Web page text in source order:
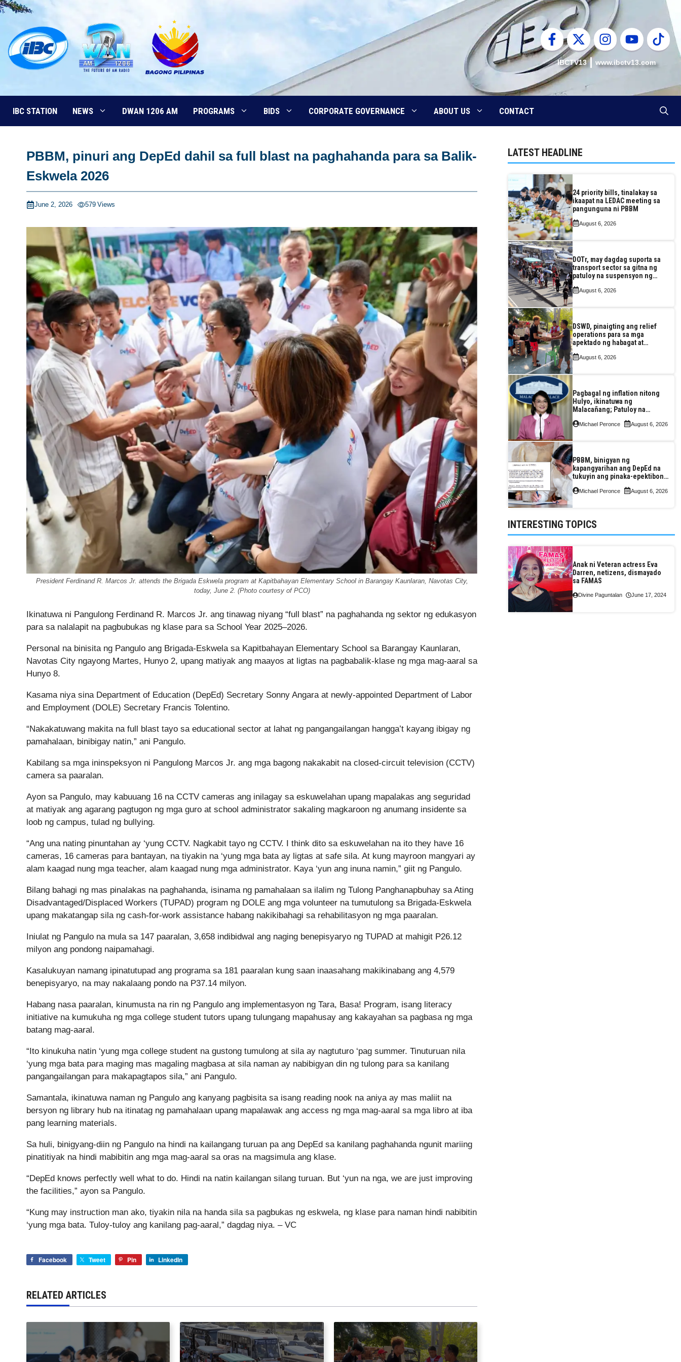
Skip
content
IBCTV13 www.ibctv13.com
IBC STATION NEWS DWAN 1206 AM PROGRAMS BIDS CORPORATE GOVERNANCE ABOUT US CONTACT
PBBM, pinuri ang DepEd dahil sa full blast na paghahanda para sa Balik-
Eskwela 2026
June 2, 2026 579 Views
President Ferdinand R. Marcos Jr. attends the Brigada Eskwela program at Kapitbahayan Elementary School in Barangay Kaunlaran, Navotas City,
today, June 2. (Photo courtesy of PCO)
Ikinatuwa ni Pangulong Ferdinand R. Marcos Jr. ang tinawag niyang “full blast” na paghahanda ng sektor ng edukasyon
para sa nalalapit na pagbubukas ng klase para sa School Year 2025–2026.
Personal na binisita ng Pangulo ang Brigada-Eskwela sa Kapitbahayan Elementary School sa Barangay Kaunlaran,
Navotas City ngayong Martes, Hunyo 2, upang matiyak ang maayos at ligtas na pagbabalik-klase ng mga mag-aaral sa
Hunyo 8.
Kasama niya sina Department of Education (DepEd) Secretary Sonny Angara at newly-appointed Department of Labor
and Employment (DOLE) Secretary Francis Tolentino.
“Nakakatuwang makita na full blast tayo sa educational sector at lahat ng pangangailangan hangga’t kayang ibigay ng
pamahalaan, binibigay natin,” ani Pangulo.
Kabilang sa mga ininspeksyon ni Pangulong Marcos Jr. ang mga bagong nakakabit na closed-circuit television (CCTV)
camera sa paaralan.
Ayon sa Pangulo, may kabuuang 16 na CCTV cameras ang inilagay sa eskuwelahan upang mapalakas ang seguridad
at matiyak ang agarang pagtugon ng mga guro at school administrator sakaling magkaroon ng anumang insidente sa
loob ng campus, tulad ng bullying.
“Ang una nating pinuntahan ay ‘yung CCTV. Nagkabit tayo ng CCTV. I think dito sa eskuwelahan na ito they have 16
cameras, 16 cameras para bantayan, na tiyakin na ‘yung mga bata ay ligtas at safe sila. At kung mayroon mangyari ay
alam kaagad nung mga teacher, alam kaagad nung mga administrator. Kaya ‘yun ang inuna namin,” giit ng Pangulo.
Bilang bahagi ng mas pinalakas na paghahanda, isinama ng pamahalaan sa ilalim ng Tulong Panghanapbuhay sa Ating
Disadvantaged/Displaced Workers (TUPAD) program ng DOLE ang mga volunteer na tumutulong sa Brigada-Eskwela
upang makatangap sila ng cash-for-work assistance habang nakikibahagi sa rehabilitasyon ng mga paaralan.
Iniulat ng Pangulo na mula sa 147 paaralan, 3,658 indibidwal ang naging benepisyaryo ng TUPAD at mahigit P26.12
milyon ang pondong naipamahagi.
Kasalukuyan namang ipinatutupad ang programa sa 181 paaralan kung saan inaasahang makikinabang ang 4,579
benepisyaryo, na may nakalaang pondo na P37.14 milyon.
Habang nasa paaralan, kinumusta na rin ng Pangulo ang implementasyon ng Tara, Basa! Program, isang literacy
initiative na kumukuha ng mga college student tutors upang tulungang mapahusay ang kakayahan sa pagbasa ng mga
batang mag-aaral.
“Ito kinukuha natin ‘yung mga college student na gustong tumulong at sila ay nagtuturo ‘pag summer. Tinuturuan nila
‘yung mga bata para maging mas magaling magbasa at sila naman ay nabibigyan din ng tulong para sa kanilang
pangangailangan para makapagtapos sila,” ani Pangulo.
Samantala, ikinatuwa naman ng Pangulo ang kanyang pagbisita sa isang reading nook na aniya ay mas maliit na
bersyon ng library hub na itinatag ng pamahalaan upang mapalawak ang access ng mga mag-aaral sa mga libro at iba
pang learning materials.
Sa huli, binigyang-diin ng Pangulo na hindi na kailangang turuan pa ang DepEd sa kanilang paghahanda ngunit mariing
pinatitiyak na hindi mabibitin ang mga mag-aaral sa oras na magsimula ang klase.
“DepEd knows perfectly well what to do. Hindi na natin kailangan silang turuan. But ‘yun na nga, we are just improving
the facilities,” ayon sa Pangulo.
“Kung may instruction man ako, tiyakin nila na handa sila sa pagbukas ng eskwela, ng klase para naman hindi nabibitin
‘yung mga bata. Tuloy-tuloy ang kanilang pag-aaral,” dagdag niya. – VC
Facebook Tweet Pin LinkedIn
RELATED ARTICLES
LATEST HEADLINE
24 priority bills, tinalakay sa
ikaapat na LEDAC meeting sa
pangunguna ni PBBM
August 6, 2026
DOTr, may dagdag suporta sa
transport sector sa gitna ng
patuloy na suspensyon ng
August 6, 2026
DSWD, pinaigting ang relief
operations para sa mga
apektado ng habagat at
August 6, 2026
Pagbagal ng inflation nitong
Hulyo, ikinatuwa ng
Malacañang; Patuloy na
seguridad sa pagkain,
Michael Peronce August 6, 2026
PBBM, binigyan ng
kapangyarihan ang DepEd na
tukuyin ang pinaka-epektibong
Michael Peronce August 6, 2026
INTERESTING TOPICS
Anak ni Veteran actress Eva
Darren, netizens, dismayado
sa FAMAS
Divine Paguntalan June 17, 2024